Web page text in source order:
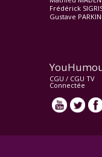
Frédérick
Gustave
CGU / CGU TV
Connectée